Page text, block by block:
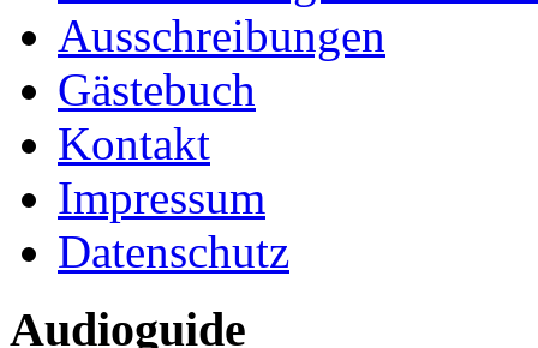
Ausschreibungen
Gästebuch
Kontakt
Impressum
Datenschutz
Audioguide